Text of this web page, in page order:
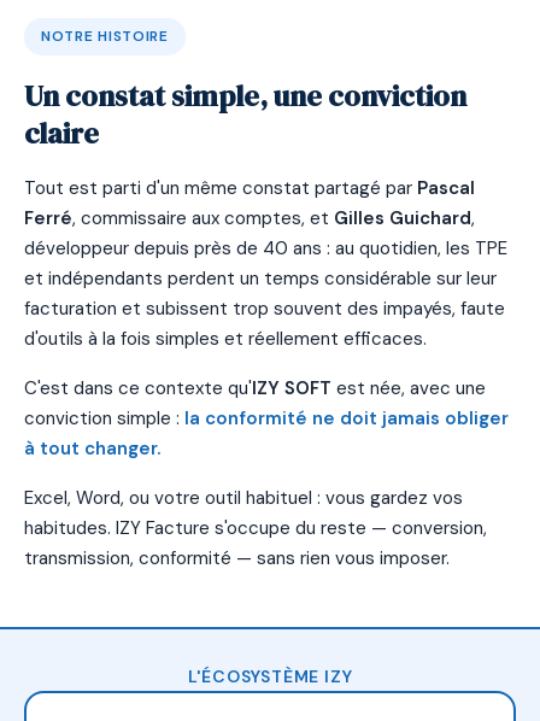
NOTRE HISTOIRE
Un constat simple, une conviction
claire
Tout est parti d'un même constat partagé par Pascal
Ferré, commissaire aux comptes, et Gilles Guichard,
développeur depuis près de 40 ans : au quotidien, les TPE
et indépendants perdent un temps considérable sur leur
facturation et subissent trop souvent des impayés, faute
d'outils à la fois simples et réellement efficaces.
C'est dans ce contexte qu'IZY SOFT est née, avec une
conviction simple : la conformité ne doit jamais obliger
à tout changer.
Excel, Word, ou votre outil habituel : vous gardez vos
habitudes. IZY Facture s'occupe du reste — conversion,
transmission, conformité — sans rien vous imposer.
L'ÉCOSYSTÈME IZY